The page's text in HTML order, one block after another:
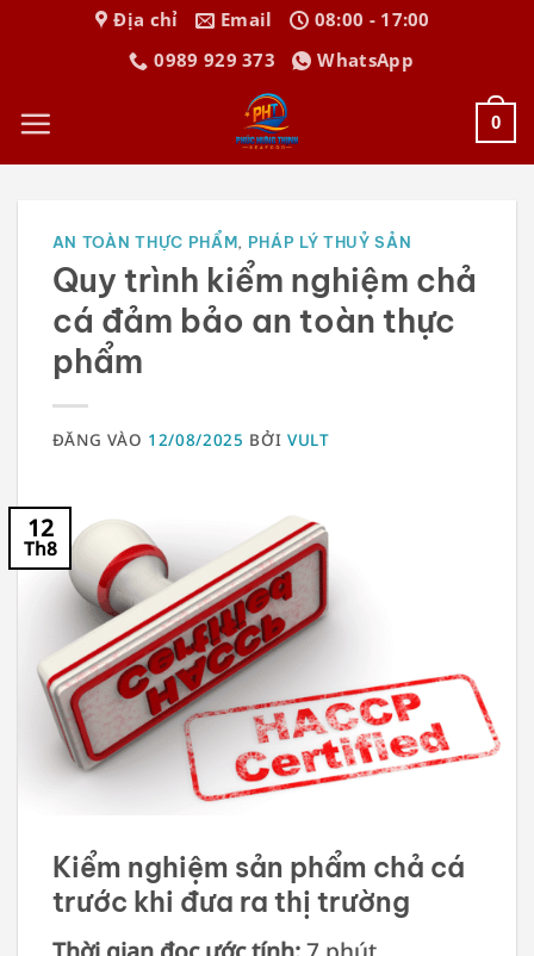
dung
Địa chỉ Email
08:00 - 17:00
0989 929 373
WhatsApp
0
AN TOÀN THỰC PHẨM, PHÁP LÝ THUỶ SẢN
Quy trình kiểm nghiệm chả
cá đảm bảo an toàn thực
phẩm
ĐĂNG VÀO 12/08/2025 BỞI VULT
12
Th8
Kiểm nghiệm sản phẩm chả cá
trước khi đưa ra thị trường